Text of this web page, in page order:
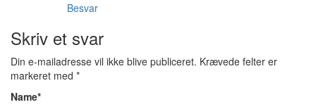
Besvar
Skriv et svar
Din e-mailadresse vil ikke blive publiceret. Krævede felter er
markeret med *
Name*